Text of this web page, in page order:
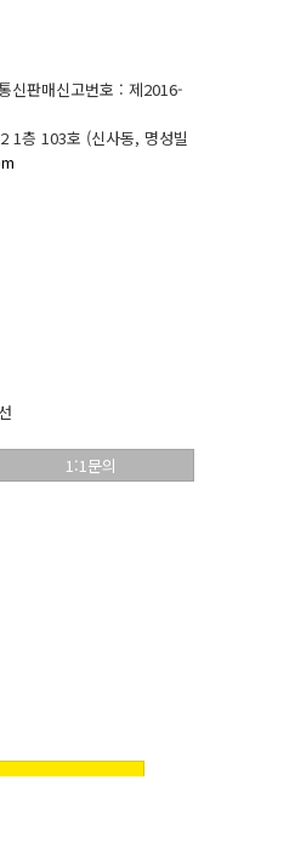
신판매신고번호 : 제2016-
1층 103호 (신사동, 명성빌
1:1문의
에게 추천하기